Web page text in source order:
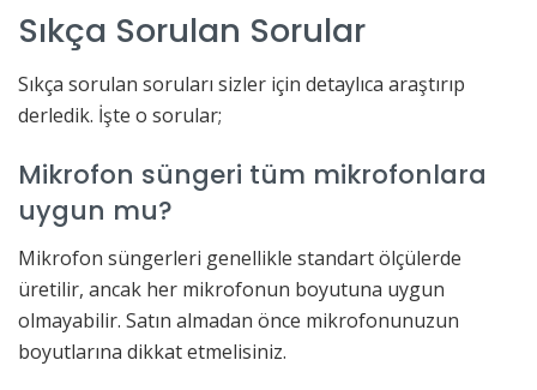
Sıkça Sorulan Sorular
Sıkça sorulan soruları sizler için detaylıca araştırıp
derledik. İşte o sorular;
Mikrofon süngeri tüm mikrofonlara
uygun mu?
Mikrofon süngerleri genellikle standart ölçülerde
üretilir, ancak her mikrofonun boyutuna uygun
olmayabilir. Satın almadan önce mikrofonunuzun
boyutlarına dikkat etmelisiniz.